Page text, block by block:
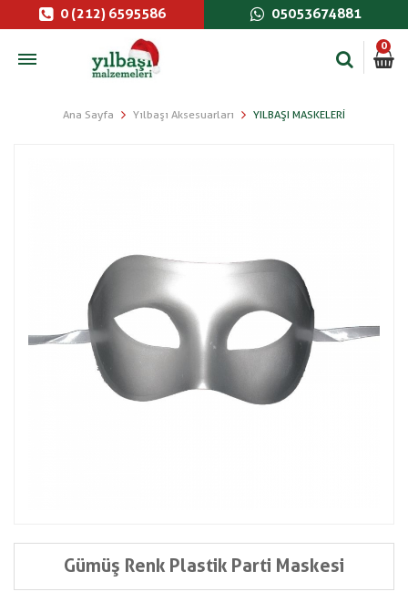
0 (212) 6595586 05053674881
0
Ana Sayfa Yılbaşı Aksesuarları YILBAŞI MASKELERI
Gümüş Renk Plastik Parti Maskesi